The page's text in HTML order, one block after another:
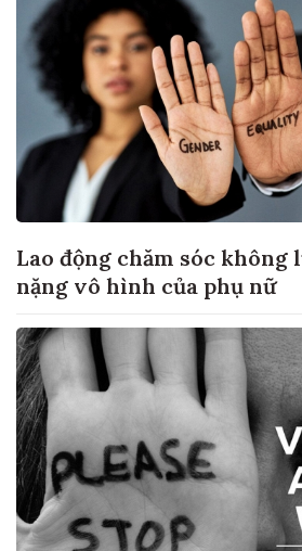
Lao động chăm sóc không
nặng vô hình của phụ nữ